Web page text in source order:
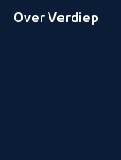
Over